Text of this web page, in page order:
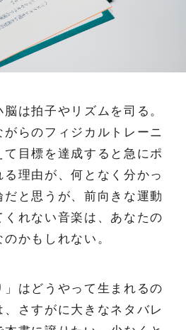
は拍子やリズムを司る。
らのフィジカルトレーニ
目標を達成すると急にポ
理由が、何となく分かっ
と思うが、前向きな運動
れない音楽は、あなたの
かもしれない。
はどうやって生まれるの
さすがに大きなネタバレ